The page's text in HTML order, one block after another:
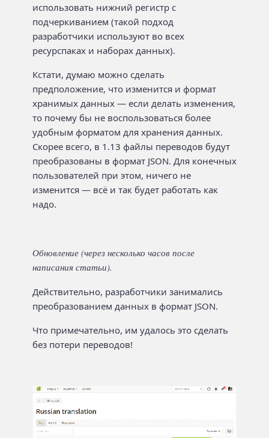
использовать нижний регистр с
подчеркиванием (такой подход
разработчики используют во всех
ресурспаках и наборах данных).
Кстати, думаю можно сделать
предположение, что изменится и формат
хранимых данных — если делать изменения,
то почему бы не воспользоваться более
удобным форматом для хранения данных.
Скорее всего, в 1.13 файлы переводов будут
преобразованы в формат JSON. Для конечных
пользователей при этом, ничего не
изменится — всё и так будет работать как
надо.
Обновление (через несколько часов после
написания статьи).
Действительно, разработчики занимались
преобразованием данных в формат JSON.
Что примечательно, им удалось это сделать
без потери переводов!